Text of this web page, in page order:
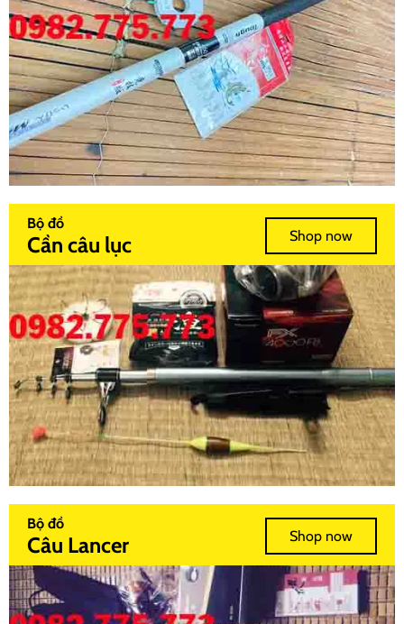
Bộ đồ
Cần câu lục Shop now
Bộ đồ
Câu Lancer Shop now